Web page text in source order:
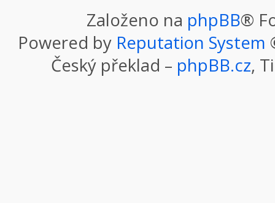
Založeno na phpBB®
Powered by Reputation System
Český překlad – phpBB.cz,